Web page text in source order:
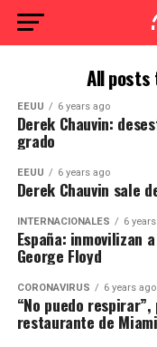
All posts
EEUU 6 years ago
Derek Chauvin:
grado
EEUU 6 years ago
Derek Chauvin sale
INTERNACIONALES 6
España: inmovilizan
George Floyd
CORONAVIRUS 6 years ago
“No puedo
restaurante de Miami